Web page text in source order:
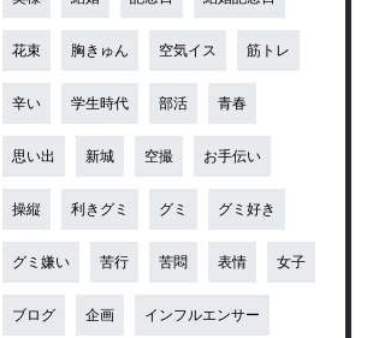
花束 胸きゅん 空気イス 筋トレ
辛い 学生時代 部活 青春
思い出 新城 空撮 お手伝い
操縦 利きグミ グミ グミ好き
グミ嫌い 苦行 苦悶 表情 女子
ブログ 企画 インフルエンサー